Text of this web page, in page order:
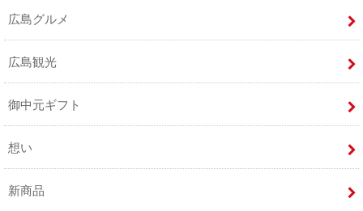
広島グルメ
広島観光
御中元ギフト
想い
新商品